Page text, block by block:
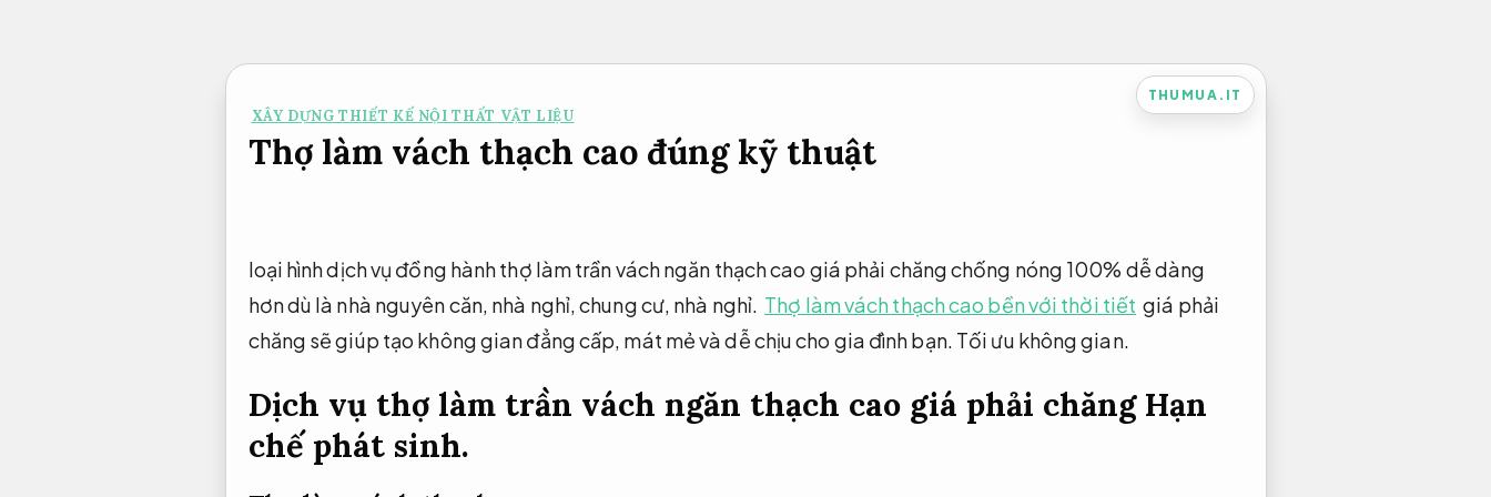
THUMUA.IT
XÂY DỰNG THIẾT KẾ NỘI THẤT VẬT LIỆU
Thợ làm vách thạch cao đúng kỹ thuật
loại hình dịch vụ đồng hành thợ làm trần vách ngăn thạch cao giá phải chăng chống nóng 100% dễ dàng
hơn dù là nhà nguyên căn, nhà nghỉ, chung cư, nhà nghỉ. Thợ làm vách thạch cao bền với thời tiết giá phải
chăng sẽ giúp tạo không gian đẳng cấp, mát mẻ và dễ chịu cho gia đình bạn. Tối ưu không gian.
Dịch vụ thợ làm trần vách ngăn thạch cao giá phải chăng Hạn
chế phát sinh.